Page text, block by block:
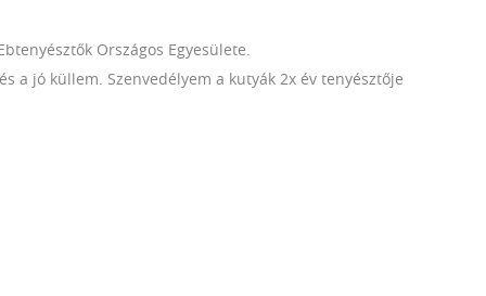
Országos Egyesülete.
a jó küllem. Szenvedélyem a kutyák 2x év tenyésztője